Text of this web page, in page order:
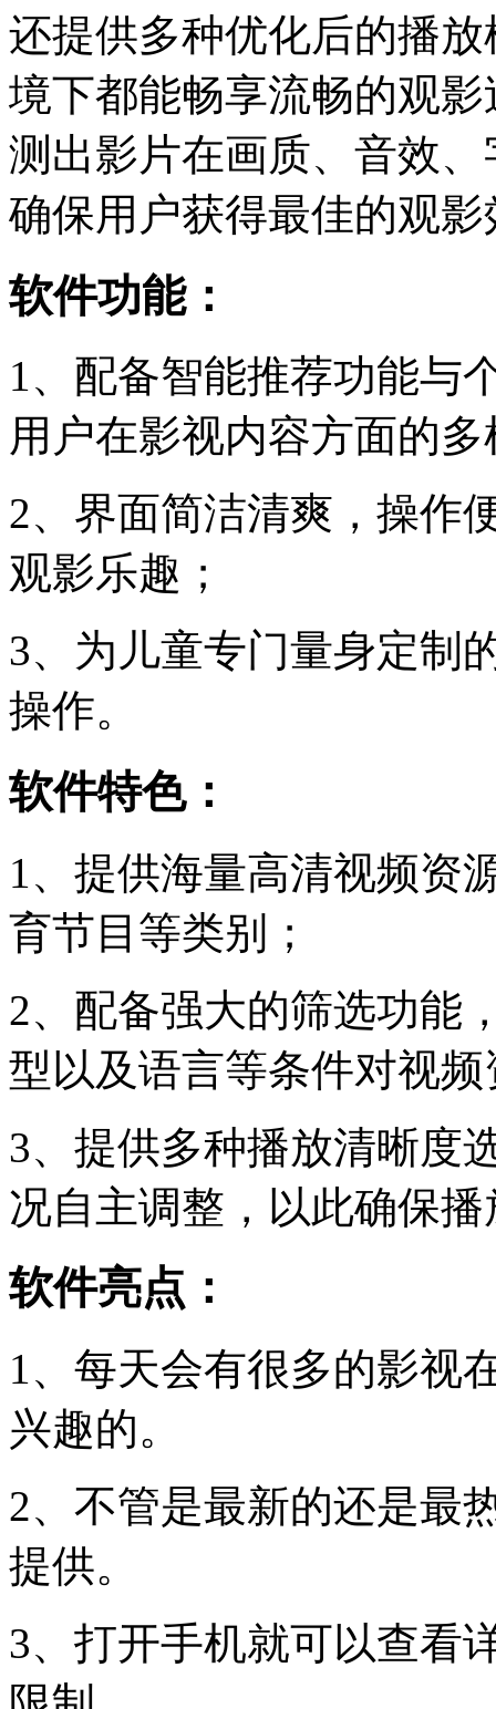
还提供多种优化后的播
境下都能畅享流畅的观
测出影片在画质、音效
确保用户获得最佳的观影
软件功能：
1、配备智能推荐功能与
用户在影视内容方面的
2、界面简洁清爽，操作
观影乐趣；
3、为儿童专门量身定制
操作。
软件特色：
1、提供海量高清视频资
育节目等类别；
2、配备强大的筛选功能
型以及语言等条件对视
3、提供多种播放清晰度
况自主调整，以此确保
软件亮点：
1、每天会有很多的影视
兴趣的。
2、不管是最新的还是最
提供。
3、打开手机就可以查看